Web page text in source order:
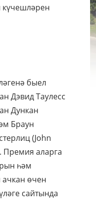
күчешләрен
быел
Дэвид Таулесс
Дункан
Браун
(John
Премия аларга
һәм
өчен
сайтында